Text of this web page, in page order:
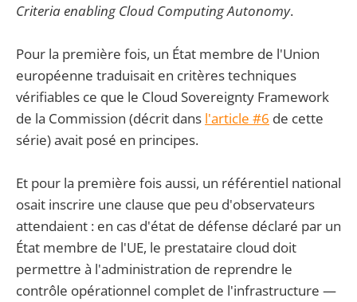
Criteria enabling Cloud Computing Autonomy.
Pour la première fois, un État membre de l'Union
européenne traduisait en critères techniques
vérifiables ce que le Cloud Sovereignty Framework
de la Commission (décrit dans l'article #6 de cette
série) avait posé en principes.
Et pour la première fois aussi, un référentiel national
osait inscrire une clause que peu d'observateurs
attendaient : en cas d'état de défense déclaré par un
État membre de l'UE, le prestataire cloud doit
permettre à l'administration de reprendre le
contrôle opérationnel complet de l'infrastructure —